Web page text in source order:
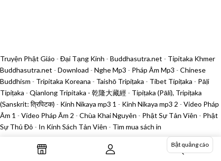
Bật quảng cáo
Truyện Phật Giáo - Đại Tạng Kinh - Buddhasutra.net - Tipitaka Khmer
Buddhasutra.net - Download - Nghe Mp3 - Pháp Âm Mp3 - Chinese
Buddhism - Tripitaka Koreana - Taishō Tripiṭaka - Tibet Tipiṭaka - Pāḷi
Tipiṭaka - Qianlong Tripitaka - 乾隆大藏經 - Tipiṭaka (Pāli), Tripiṭaka
(Sanskrit: त्रिपिटक) - Kinh Nikaya mp3 1 - Kinh Nikaya mp3 2 - Video Pháp
Âm 1 - Video Pháp Âm 2 - Chùa Khai Nguyên - Phật Sự Tản Viên - Phật
Sự Thủ Đô - In Kinh Sách Tản Viên - Tìm mua sách in